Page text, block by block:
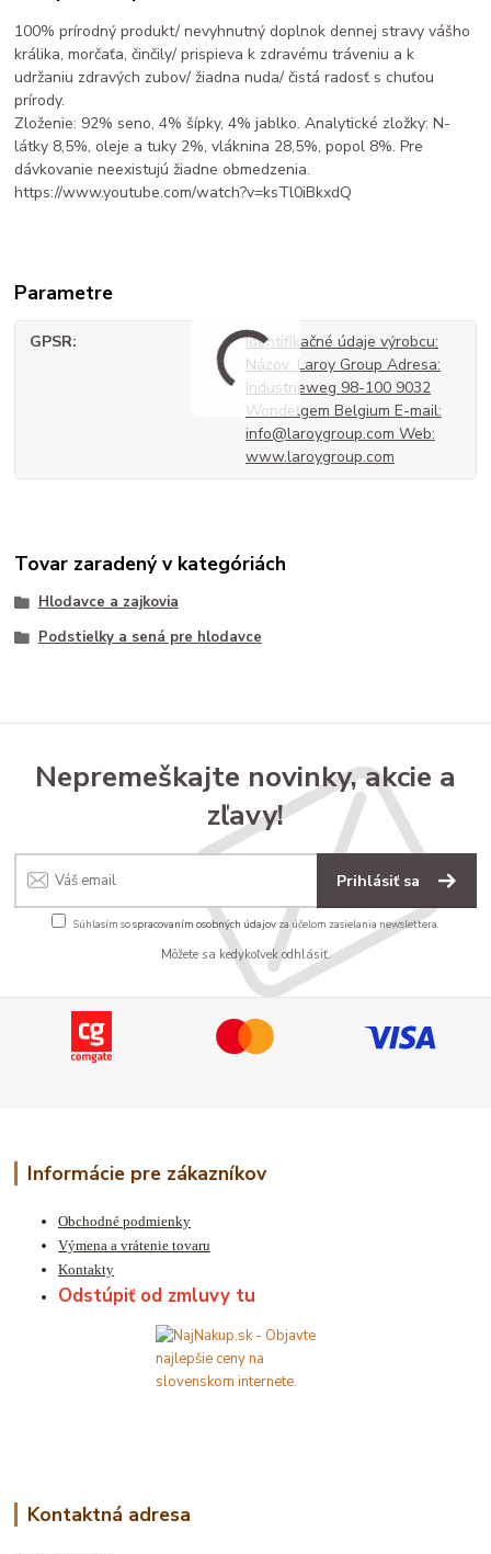
100% prírodný produkt/ nevyhnutný doplnok dennej stravy vášho
králika, morčaťa, činčily/ prispieva k zdravému tráveniu a k
udržaniu zdravých zubov/ žiadna nuda/ čistá radosť s chuťou
prírody.
Zloženie: 92% seno, 4% šípky, 4% jablko. Analytické zložky: N-
látky 8,5%, oleje a tuky 2%, vláknina 28,5%, popol 8%. Pre
dávkovanie neexistujú žiadne obmedzenia.
https://www.youtube.com/watch?v=ksTl0iBkxdQ
Parametre
GPSR
Identifikačné údaje výrobcu:
Názov: Laroy Group Adresa:
Industrieweg 98-100 9032
Wondelgem Belgium E-mail:
info@laroygroup.com Web:
www.laroygroup.com
Tovar zaradený v kategóriách
Hlodavce a zajkovia
Podstielky a sená pre hlodavce
Nepremeškajte novinky, akcie a
zľavy!
Prihlásiť sa
Súhlasím sospracovaním osobných údajov za účelom zasielania newslettera.
Môžete sa kedykoľvek odhlásiť.
Informácie pre zákazníkov
Obchodné podmienky
Výmena a vrátenie tovaru
Kontakty
Odstúpiť od zmluvy tu
Kontaktná adresa